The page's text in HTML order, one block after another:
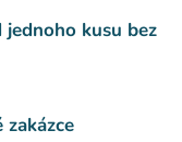
kusu bez